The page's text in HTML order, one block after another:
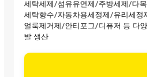
세탁세제/섬유유연제/주방세제/다목
세탁향수/자동차용세정제/유리세정
얼룩제거제/안티포그/디퓨저 등 다
발 생산